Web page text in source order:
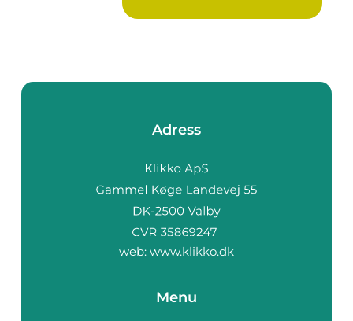
Adress
web: www.klikko.dk
Menu